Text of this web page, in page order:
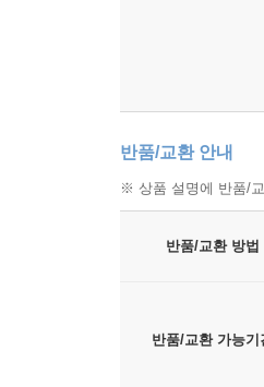
반품/교환 안내
※ 상품 설명에 반품/
반품/교환 방법
반품/교환 가능기